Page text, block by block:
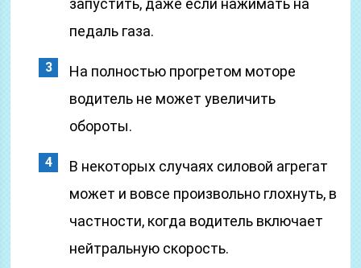
запустить, даже если нажимать на
педаль газа.
На полностью прогретом моторе
водитель не может увеличить
обороты.
В некоторых случаях силовой агрегат
может и вовсе произвольно глохнуть, в
частности, когда водитель включает
нейтральную скорость.